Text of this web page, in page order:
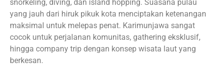
snorkeling, diving, dan island hopping. Suasana pulau
yang jauh dari hiruk pikuk kota menciptakan ketenangan
maksimal untuk melepas penat. Karimunjawa sangat
cocok untuk perjalanan komunitas, gathering eksklusif,
hingga company trip dengan konsep wisata laut yang
berkesan.